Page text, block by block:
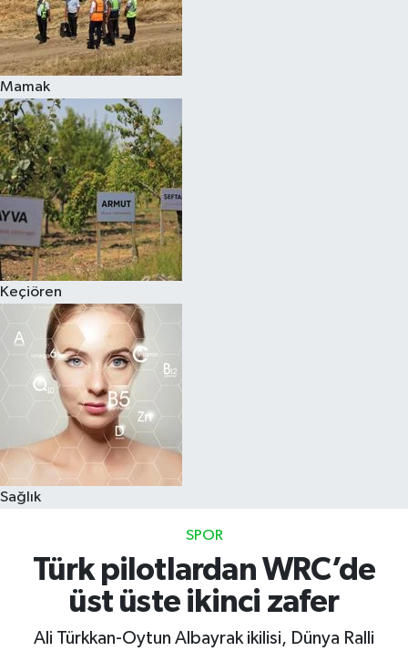
Mamak
Keçiören
Sağlık
SPOR
Türk pilotlardan WRC’de
üst üste ikinci zafer
Ali Türkkan-Oytun Albayrak ikilisi, Dünya Ralli